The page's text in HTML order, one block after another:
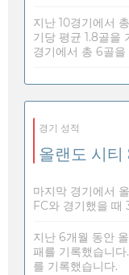
지난 10경기에서
기당 평균 1.8골을
경기에서 총 6골을
경기 성적
올랜도 시티
마지막 경기에서
FC와 경기했을 때
지난 6개월 동안
패를 기록했습니
를 기록했습니다.